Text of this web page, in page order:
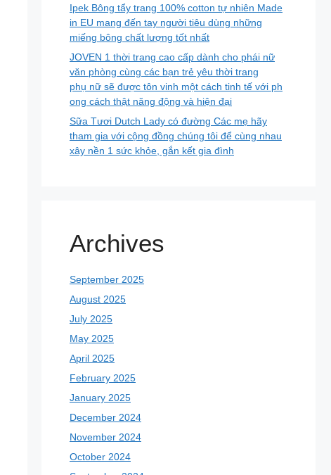
Ipek Bông tẩy trang 100% cotton tự nhiên Made
in EU mang đến tay người tiêu dùng những
miếng bông chất lượng tốt nhất
JOVEN 1 thời trang cao cấp dành cho phái nữ
văn phòng cùng các bạn trẻ yêu thời trang
phụ nữ sẽ được tôn vinh một cách tinh tế với ph
ong cách thật năng động và hiện đại
Sữa Tươi Dutch Lady có đường Các mẹ hãy
tham gia với cộng đồng chúng tôi để cùng nhau
xây nền 1 sức khỏe, gắn kết gia đình
Archives
September 2025
August 2025
July 2025
May 2025
April 2025
February 2025
January 2025
December 2024
November 2024
October 2024